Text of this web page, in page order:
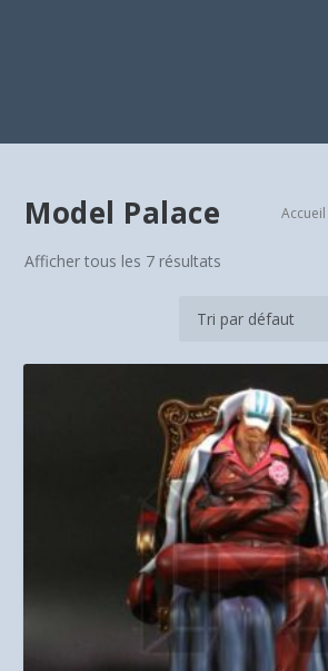
Model Palace Accueil
Afficher tous les 7 résultats